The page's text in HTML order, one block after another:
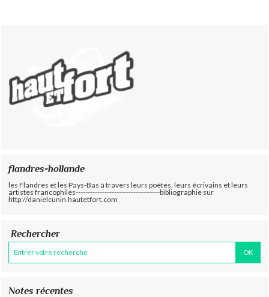
flandres-hollande
les Flandres et les Pays-Bas à travers leurs poètes, leurs écrivains et leurs
artistes francophiles-----------------------------------bibliographie sur
http://danielcunin.hautetfort.com
Rechercher
Notes récentes